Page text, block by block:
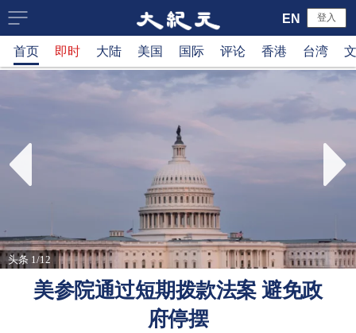
大
纪
元
新
网
登入
EN
首页 即时 大陆 美国 国际 评论 香港 台湾
头条 1/12
美参院通过短期拨款法案 避免政
府停摆